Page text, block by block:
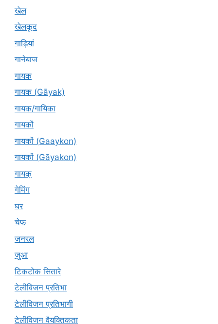
खेल
खेलकूद
गाड़ियां
गानेबाज
गायक
गायक (Gāyak)
गायक/गायिका
गायकों
गायकों (Gaaykon)
गायकों (Gāyakon)
गायक्
गेमिंग
घर
चेफ
जनरल
जुआ
टिकटोक सितारे
टेलीविजन प्रतिभा
टेलीविजन प्रतिभागी
टेलीविजन वैयक्तिकता